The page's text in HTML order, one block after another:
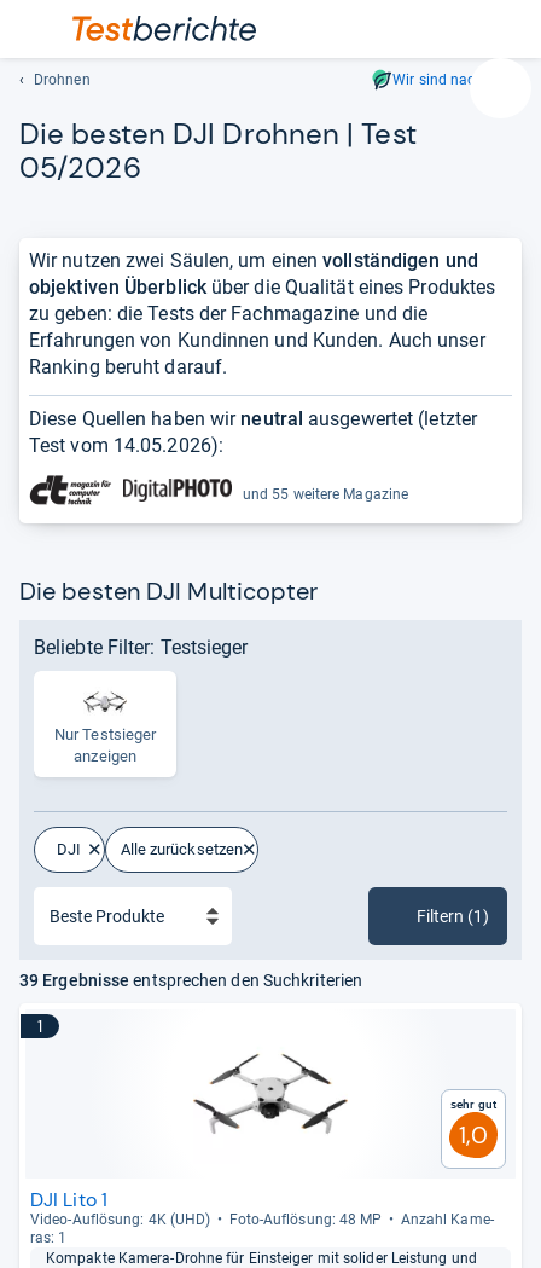
ein.
lassen
sich
Drohnen Wir sind nachhaltig
Die bes­ten DJI Droh­nen | Test
05/2026
Wir nutzen zwei Säulen, um einenvollständigen und
objektiven Überblicküber die Qualität eines Produktes
zu geben: die Tests der Fachmagazine und die
Erfahrungen von Kundinnen und Kunden. Auch unser
Ranking beruht darauf.
Diese Quellen haben wir neutral ausgewertet (letzter
Test vom 14.05.2026):
und 55 weitere Magazine
Die besten DJI Multicopter
Beliebte Filter: Testsieger
Nur Test­sie­ger
anzei­gen
DJI Alle zurücksetzen
Filtern (1)
39 Ergebnisse entsprechen den Suchkriterien
1
Sehr gut
1,0
DJI Lito 1
Video-​Auf­lö­sung: 4K (UHD) Foto-​Auf­lö­sung: 48 MP
Anzahl Kame­
ras: 1
Kom­pakte Kamera-​Drohne für Ein­stei­ger mit soli­der Leis­tung und